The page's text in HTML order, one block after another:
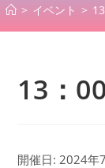
> イベント >
13：
開催日: 2024年